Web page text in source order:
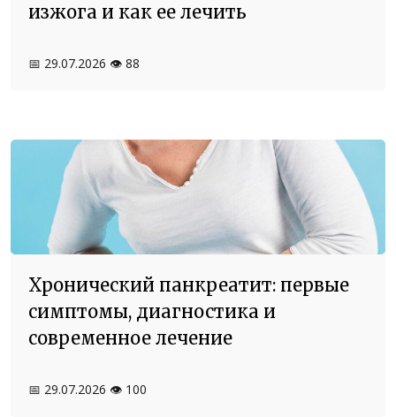
изжога и как ее лечить
📅 29.07.2026 👁️ 88
Хронический панкреатит: первые
симптомы, диагностика и
современное лечение
📅 29.07.2026 👁️ 100